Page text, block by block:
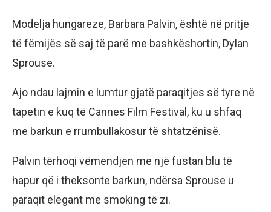
Modelja hungareze, Barbara Palvin, është në pritje
të fëmijës së saj të parë me bashkëshortin, Dylan
Sprouse.
Ajo ndau lajmin e lumtur gjatë paraqitjes së tyre në
tapetin e kuq të Cannes Film Festival, ku u shfaq
me barkun e rrumbullakosur të shtatzënisë.
Palvin tërhoqi vëmendjen me një fustan blu të
hapur që i theksonte barkun, ndërsa Sprouse u
paraqit elegant me smoking të zi.